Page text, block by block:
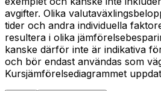
avgifter. Olika
tider och andra individuella
resultera i olika
kanske därför inte är indikativa
och bör endast användas som
Kursjämförelsediagrammet